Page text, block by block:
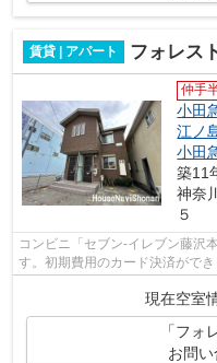
賃貸 | アパート フォレス
仲手
小田
江ノ
小田
築11
神奈
５
コンビニ「セブン-イレブン藤沢
す。初期費用のカード決済がで
で、外部の人にゴミを見られる
現在空室
「フォ
お問